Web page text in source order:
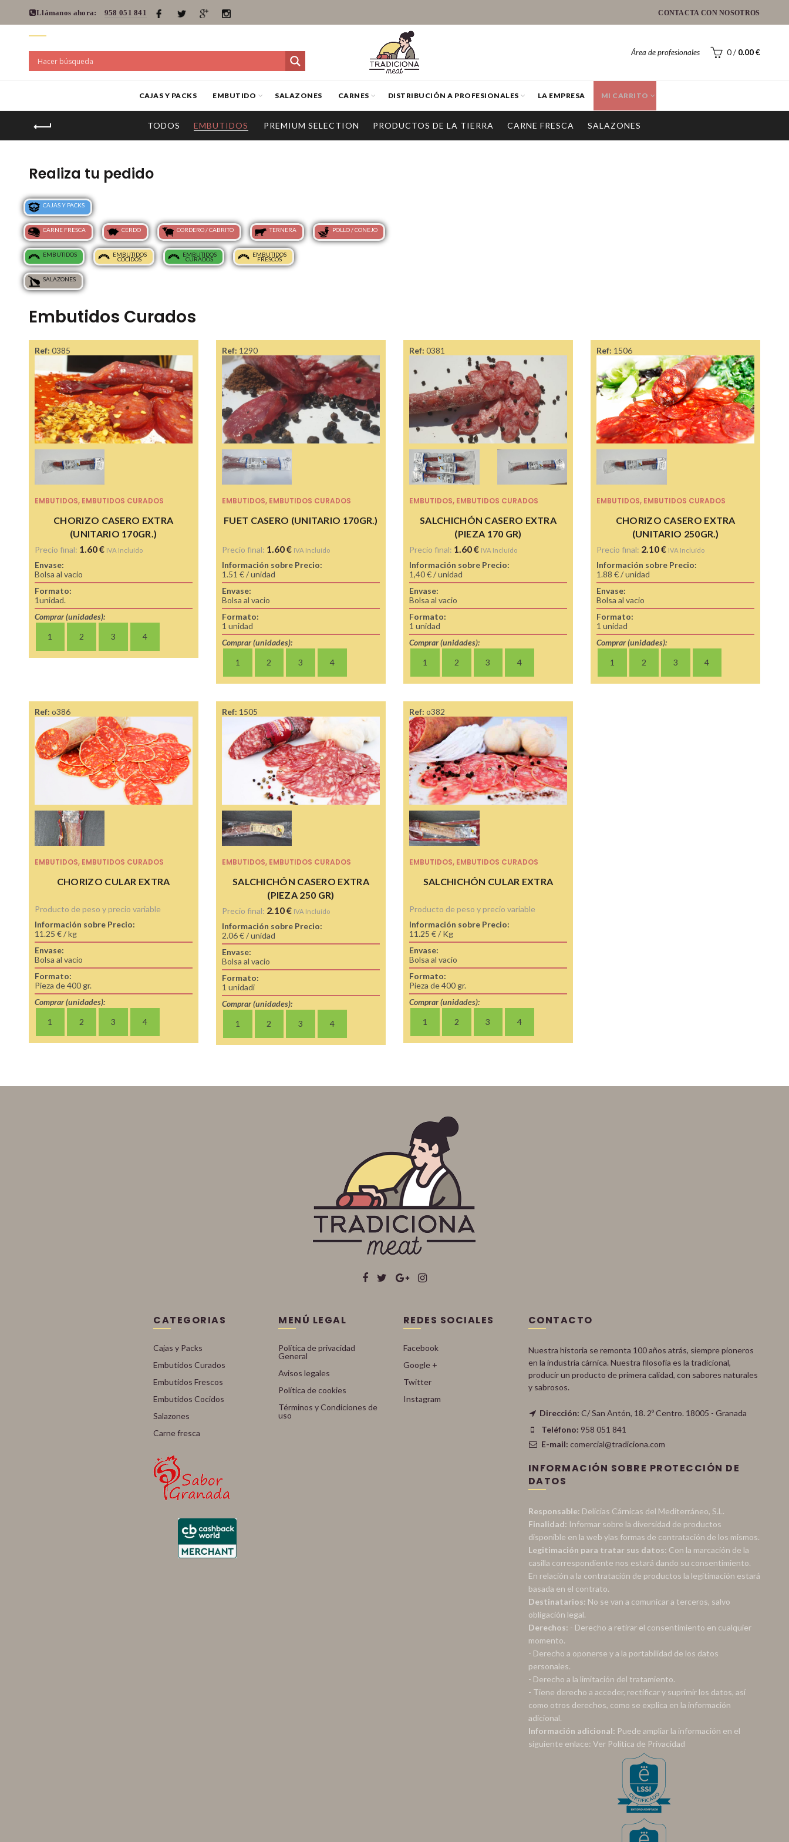
Llámanos ahora: 958 051 841 CONTACTA CON NOSOTROS
Área de profesionales 0 / 0.00€
CAJAS Y PACKS EMBUTIDO SALAZONES CARNES DISTRIBUCIÓN A PROFESIONALES LA EMPRESA MI CARRITO
TODOS EMBUTIDOS PREMIUM SELECTION PRODUCTOS DE LA TIERRA CARNE FRESCA SALAZONES
Realiza tu pedido
CAJAS Y PACKS
CARNE FRESCA CERDO CORDERO / CABRITO TERNERA POLLO / CONEJO
EMBUTIDOS EMBUTIDOS
COCIDOS
EMBUTIDOS
CURADOS
EMBUTIDOS
FRESCOS
SALAZONES
Embutidos Curados
Ref: 0385
EMBUTIDOS, EMBUTIDOS CURADOS
CHORIZO CASERO EXTRA
(UNITARIO 170GR.)
Precio final: 1.60€ IVA Incluído
Envase:
Bolsa al vacio
Formato:
1unidad.
Comprar (unidades):
1
2 3 4
Ref: 1290
EMBUTIDOS, EMBUTIDOS CURADOS
FUET CASERO (UNITARIO 170GR.)
Precio final: 1.60€ IVA Incluído
Información sobre Precio:
1.51 € / unidad
Envase:
Bolsa al vacio
Formato:
1 unidad
Comprar (unidades):
1
2 3 4
Ref: 0381
EMBUTIDOS, EMBUTIDOS CURADOS
SALCHICHÓN CASERO EXTRA
(PIEZA 170 GR)
Precio final: 1.60€ IVA Incluído
Información sobre Precio:
1,40 € / unidad
Envase:
Bolsa al vacio
Formato:
1 unidad
Comprar (unidades):
1
2 3 4
Ref: 1506
EMBUTIDOS, EMBUTIDOS CURADOS
CHORIZO CASERO EXTRA
(UNITARIO 250GR.)
Precio final: 2.10€ IVA Incluído
Información sobre Precio:
1.88 € / unidad
Envase:
Bolsa al vacio
Formato:
1 unidad
Comprar (unidades):
1
2 3 4
Ref: o386
EMBUTIDOS, EMBUTIDOS CURADOS
CHORIZO CULAR EXTRA
Producto de peso y precio variable
Información sobre Precio:
11.25 € / kg
Envase:
Bolsa al vacio
Formato:
Pieza de 400 gr.
Comprar (unidades):
1
2 3 4
Ref: 1505
EMBUTIDOS, EMBUTIDOS CURADOS
SALCHICHÓN CASERO EXTRA
(PIEZA 250 GR)
Precio final: 2.10€ IVA Incluído
Información sobre Precio:
2.06 € / unidad
Envase:
Bolsa al vacio
Formato:
1 unidadi
Comprar (unidades):
1
2 3 4
Ref: o382
EMBUTIDOS, EMBUTIDOS CURADOS
SALCHICHÓN CULAR EXTRA
Producto de peso y precio variable
Información sobre Precio:
11.25 € / Kg
Envase:
Bolsa al vacio
Formato:
Pieza de 400 gr.
Comprar (unidades):
1
2 3 4
CATEGORIAS
Cajas y Packs
Embutidos Curados
Embutidos Frescos
Embutidos Cocidos
Salazones
Carne fresca
MENÚ LEGAL
Política de privacidad
General
Avisos legales
Política de cookies
Términos y Condiciones de
uso
REDES SOCIALES
Facebook
Google +
Twitter
Instagram
CONTACTO
Nuestra historia se remonta 100 años atrás, siempre pioneros
en la industria cárnica. Nuestra filosofía es la tradicional,
producir un producto de primera calidad, con sabores naturales
y sabrosos.
Dirección: C/ San Antón, 18. 2º Centro. 18005 - Granada
Teléfono: 958 051 841
E-mail: comercial@tradiciona.com
INFORMACIÓN SOBRE PROTECCIÓN DE
DATOS
Responsable: Delicias Cárnicas del Mediterráneo, S.L.
Finalidad: Informar sobre la diversidad de productos
disponible en la web ylas formas de contratación de los mismos.
Legitimación para tratar sus datos: Con la marcación de la
casilla correspondiente nos estará dando su consentimiento.
En relación a la contratación de productos la legitimación estará
basada en el contrato.
Destinatarios: No se van a comunicar a terceros, salvo
obligación legal.
Derechos: - Derecho a retirar el consentimiento en cualquier
momento.
- Derecho a oponerse y a la portabilidad de los datos
personales.
- Derecho a la limitación del tratamiento.
- Tiene derecho a acceder, rectificar y suprimir los datos, así
como otros derechos, como se explica en la información
adicional.
Información adicional: Puede ampliar la información en el
siguiente enlace: Ver Política de Privacidad